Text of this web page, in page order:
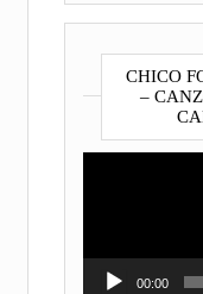
CHICO
–
00:00